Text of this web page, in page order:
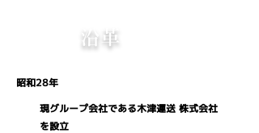
​沿革
昭和28年
現グループ会社である木津運送 株式会社
を設立